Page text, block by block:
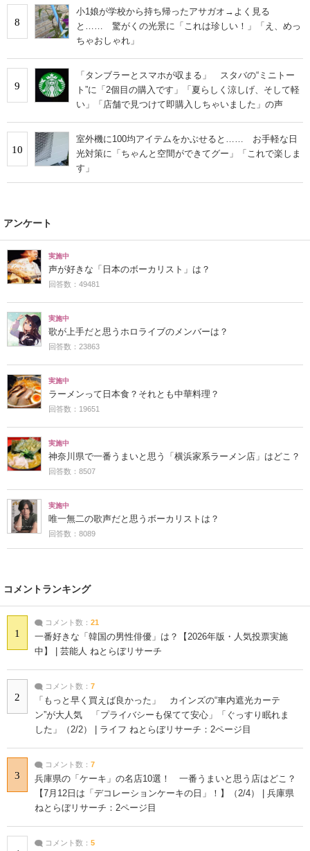
8
小1娘が学校から持ち帰ったアサガオ→よく見る
と…… 驚がくの光景に「これは珍しい！」「え、めっ
ちゃおしゃれ」
9
「タンブラーとスマホが収まる」 スタバの“ミニトー
ト”に「2個目の購入です」「夏らしく涼しげ、そして軽
い」「店舗で見つけて即購入しちゃいました」の声
10
室外機に100均アイテムをかぶせると…… お手軽な日
光対策に「ちゃんと空間ができてグー」「これで楽しま
す」
アンケート
実施中
声が好きな「日本のボーカリスト」は？
回答数：49481
実施中
歌が上手だと思うホロライブのメンバーは？
回答数：23863
実施中
ラーメンって日本食？それとも中華料理？
回答数：19651
実施中
神奈川県で一番うまいと思う「横浜家系ラーメン店」はどこ？
回答数：8507
実施中
唯一無二の歌声だと思うボーカリストは？
回答数：8089
コメントランキング
1
コメント数： 21
一番好きな「韓国の男性俳優」は？【2026年版・人気投票実施
中】 | 芸能人 ねとらぼリサーチ
2
コメント数： 7
「もっと早く買えば良かった」 カインズの“車内遮光カーテ
ン”が大人気 「プライバシーも保てて安心」「ぐっすり眠れま
した」（2/2） | ライフ ねとらぼリサーチ：2ページ目
3
コメント数： 7
兵庫県の「ケーキ」の名店10選！ 一番うまいと思う店はどこ？
【7月12日は「デコレーションケーキの日」！】（2/4） | 兵庫県
ねとらぼリサーチ：2ページ目
コメント数： 5